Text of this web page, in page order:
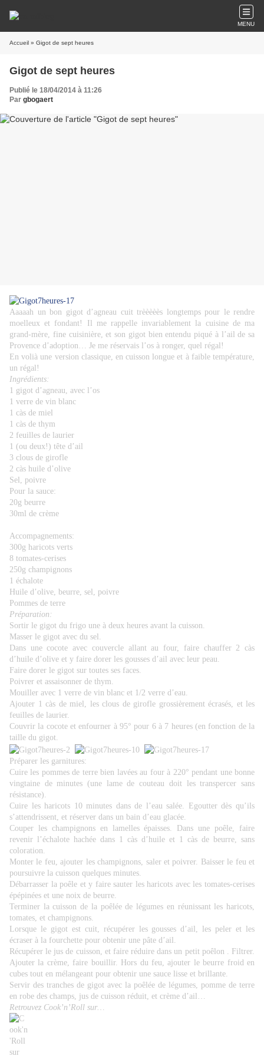
MENU
Accueil » Gigot de sept heures
Gigot de sept heures
Publié le 18/04/2014 à 11:26
Par gbogaert
Aaaaah un bon gigot d’agneau cuit trèèèèès longtemps pour le rendre
moelleux et fondant! Il me rappelle invariablement la cuisine de ma
grand-mère, fine cuisinière, et son gigot bien entendu piqué à l’ail de sa
Provence d’adoption… Je me réservais l’os à ronger, quel régal!
En volià une version classique, en cuisson longue et à faible température,
un régal!
Ingrédients:
1 gigot d’agneau, avec l’os
1 verre de vin blanc
1 càs de miel
1 càs de thym
2 feuilles de laurier
1 (ou deux!) tête d’ail
3 clous de girofle
2 càs huile d’olive
Sel, poivre
Pour la sauce:
20g beurre
30ml de crème
Accompagnements:
300g haricots verts
8 tomates-cerises
250g champignons
1 échalote
Huile d’olive, beurre, sel, poivre
Pommes de terre
Préparation:
Sortir le gigot du frigo une à deux heures avant la cuisson.
Masser le gigot avec du sel.
Dans une cocote avec couvercle allant au four, faire chauffer 2 càs
d’huile d’olive et y faire dorer les gousses d’ail avec leur peau.
Faire dorer le gigot sur toutes ses faces.
Poivrer et assaisonner de thym.
Mouiller avec 1 verre de vin blanc et 1/2 verre d’eau.
Ajouter 1 càs de miel, les clous de girofle grossièrement écrasés, et les
feuilles de laurier.
Couvrir la cocote et enfourner à 95° pour 6 à 7 heures (en fonction de la
taille du gigot.
Préparer les garnitures:
Cuire les pommes de terre bien lavées au four à 220° pendant une bonne
vingtaine de minutes (une lame de couteau doit les transpercer sans
résistance).
Cuire les haricots 10 minutes dans de l’eau salée. Egoutter dès qu’ils
s’attendrissent, et réserver dans un bain d’eau glacée.
Couper les champignons en lamelles épaisses. Dans une poêle, faire
revenir l’échalote hachée dans 1 càs d’huile et 1 càs de beurre, sans
coloration.
Monter le feu, ajouter les champignons, saler et poivrer. Baisser le feu et
poursuivre la cuisson quelques minutes.
Débarrasser la poêle et y faire sauter les haricots avec les tomates-cerises
épépinées et une noix de beurre.
Terminer la cuisson de la poêlée de légumes en réunissant les haricots,
tomates, et champignons.
Lorsque le gigot est cuit, récupérer les gousses d’ail, les peler et les
écraser à la fourchette pour obtenir une pâte d’ail.
Récupérer le jus de cuisson, et faire réduire dans un petit poêlon . Filtrer.
Ajouter la crème, faire bouillir. Hors du feu, ajouter le beurre froid en
cubes tout en mélangeant pour obtenir une sauce lisse et brillante.
Servir des tranches de gigot avec la poêlée de légumes, pomme de terre
en robe des champs, jus de cuisson réduit, et crème d’ail…
Retrouvez Cook’n’Roll sur…